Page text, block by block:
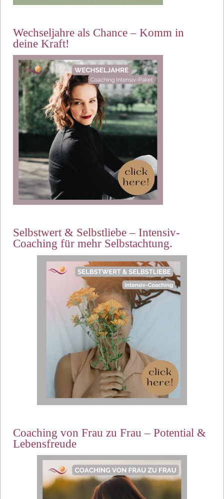
Wechseljahre als Chance – Komm in
deine Kraft!
Selbstwert & Selbstliebe – Intensiv-
Coaching für mehr Selbstachtung.
Coaching von Frau zu Frau – Potential &
Lebensfreude